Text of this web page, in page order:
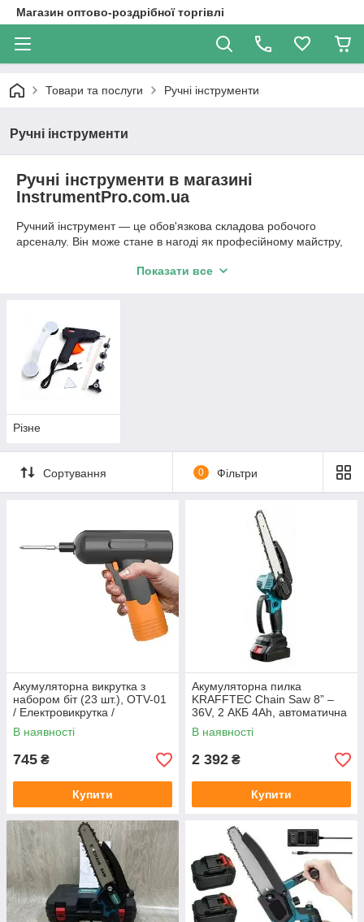
Магазин оптово-роздрібної торгівлі
Товари та послуги Ручні інструменти
Ручні інструменти
Ручні інструменти в магазині
InstrumentPro.com.ua
Ручний інструмент — це обов'язкова складова робочого
арсеналу. Він може стане в нагоді як професійному майстру,
найпопулярнішими є рожково-накидні ключі, труборізи,
ручних інструментів
поломки.
Ручні інструменти від нашого інтернет-магазину стануть
відмінним і надійним рішенням ваших побутових проблем.
Міцний матеріал, довговічний інструмент і доступна ціна
Показати все
Різне
Сортування 0 Фільтри
Акумуляторна викрутка з
набором біт (23 шт.), OTV-01
/ Електровикрутка /
Електрична викрутка
В наявності
745 ₴
Купити
Акумуляторна пилка
KRAFFTEC Chain Saw 8” –
36V, 2 АКБ 4Ah, автоматична
мастилка, кейс
В наявності
2 392 ₴
Купити